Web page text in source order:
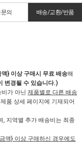
의 배송/교환/반품
} 이상 구매시 무료 배송해
변경될 수 있습니다.)
가 아닌 제품별로 다른 배송
품 상세 페이지에 기재되어
지역별 추가 배송비는 최종
액} 이상 구매하신 경우에도